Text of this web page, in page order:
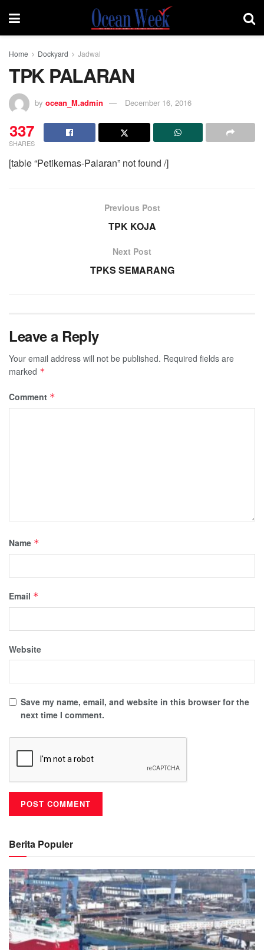
Home Dockyard Jadwal
TPK PALARAN
by ocean_M.admin December 16, 2016
337
SHARES
[table “Petikemas-Palaran” not found /]
Previous Post
TPK KOJA
Next Post
TPKS SEMARANG
Leave a Reply
Your email address will not be published. Required fields are
marked *
Comment *
Name *
Email *
Website
Save my name, email, and website in this browser for the
next time I comment.
Berita Populer